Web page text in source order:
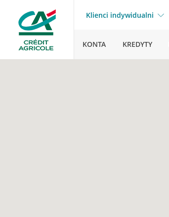
Klienci indywidualni
KONTA KREDYTY